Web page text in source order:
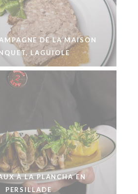
DE LA MAISON
LAGUIOLE
À LA PLANCHA EN
PERSILLADE